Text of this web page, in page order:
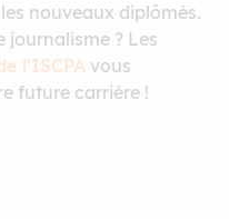
nouveaux diplômés.
journalisme ? Les
l’ISCPA vous
future carrière !